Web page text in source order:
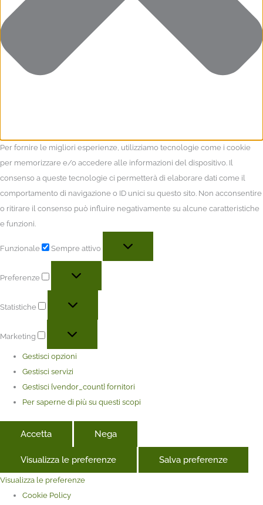
Per fornire le migliori esperienze, utilizziamo tecnologie come i cookie
per memorizzare e/o accedere alle informazioni del dispositivo. Il
consenso a queste tecnologie ci permetterà di elaborare dati come il
comportamento di navigazione o ID unici su questo sito. Non acconsentire
o ritirare il consenso può influire negativamente su alcune caratteristiche
e funzioni.
Funzionale Sempre attivo
Preferenze
Statistiche
Marketing
Gestisci opzioni
Gestisci servizi
Gestisci {vendor_count} fornitori
Per saperne di più su questi scopi
Accetta Nega
Visualizza le preferenze Salva preferenze
Visualizza le preferenze
Cookie Policy